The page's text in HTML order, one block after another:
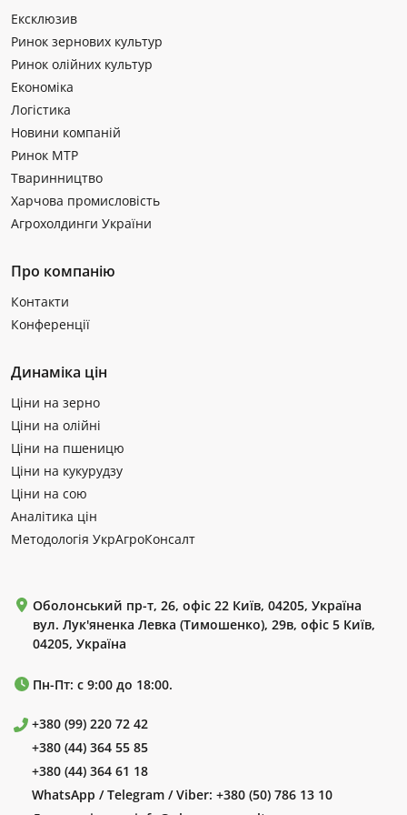
Ексклюзив
Ринок зернових культур
Ринок олійних культур
Економіка
Логістика
Новини компаній
Ринок МТР
Тваринництво
Харчова промисловість
Агрохолдинги України
Про компанію
Контакти
Конференції
Динаміка цін
Ціни на зерно
Ціни на олійні
Ціни на пшеницю
Ціни на кукурудзу
Ціни на сою
Аналітика цін
Методологія УкрАгроКонсалт
Оболонський пр-т, 26, офіс 22 Київ, 04205, Україна
вул. Лук'яненка Левка (Тимошенко), 29в, офіс 5 Київ,
04205, Україна
Пн-Пт: с 9:00 до 18:00.
+380 (99) 220 72 42
+380 (44) 364 55 85
+380 (44) 364 61 18
WhatsApp / Telegram / Viber: +380 (50) 786 13 10